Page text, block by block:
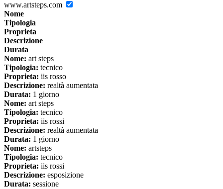
www.artsteps.com
Nome
Tipologia
Proprieta
Descrizione
Durata
Nome: art steps
Tipologia: tecnico
Proprieta: iis rosso
Descrizione: realtà aumentata
Durata: 1 giorno
Nome: art steps
Tipologia: tecnico
Proprieta: iis rossi
Descrizione: realtà aumentata
Durata: 1 giorno
Nome: artsteps
Tipologia: tecnico
Proprieta: iis rossi
Descrizione: esposizione
Durata: sessione